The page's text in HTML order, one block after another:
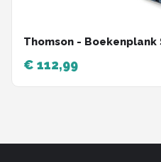
Thomson -
€ 112,99